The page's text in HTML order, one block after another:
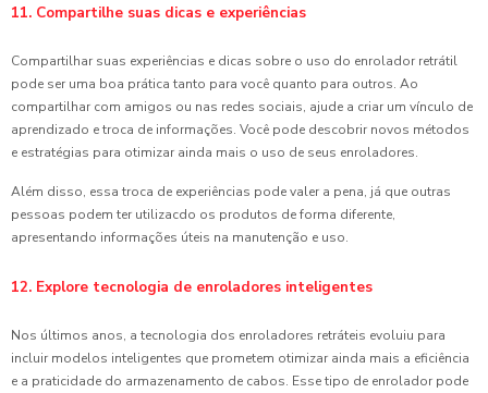
11. Compartilhe suas dicas e experiências
Compartilhar suas experiências e dicas sobre o uso do enrolador retrátil
pode ser uma boa prática tanto para você quanto para outros. Ao
compartilhar com amigos ou nas redes sociais, ajude a criar um vínculo de
aprendizado e troca de informações. Você pode descobrir novos métodos
e estratégias para otimizar ainda mais o uso de seus enroladores.
Além disso, essa troca de experiências pode valer a pena, já que outras
pessoas podem ter utilizacdo os produtos de forma diferente,
apresentando informações úteis na manutenção e uso.
12. Explore tecnologia de enroladores inteligentes
Nos últimos anos, a tecnologia dos enroladores retráteis evoluiu para
incluir modelos inteligentes que prometem otimizar ainda mais a eficiência
e a praticidade do armazenamento de cabos. Esse tipo de enrolador pode